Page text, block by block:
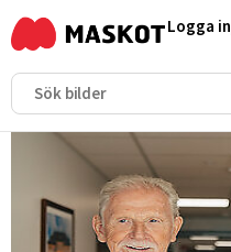
Logga in